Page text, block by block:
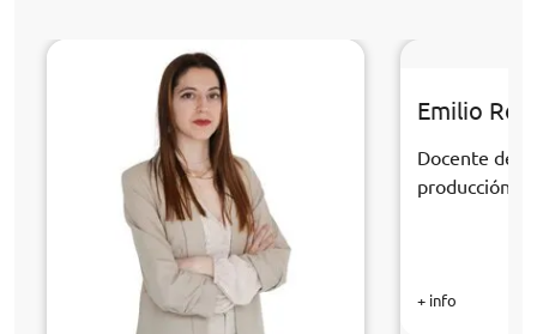
Emilio
Docente de
producción
+ info